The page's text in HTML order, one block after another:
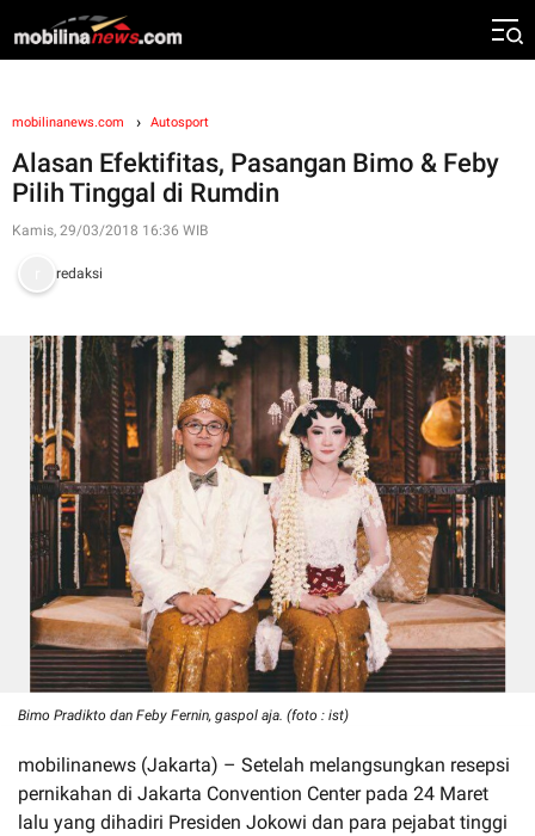
mobilinanews.com Autosport
Alasan Efektifitas, Pasangan Bimo & Feby
Pilih Tinggal di Rumdin
Kamis, 29/03/2018 16:36 WIB
redaksi
Bimo Pradikto dan Feby Fernin, gaspol aja. (foto : ist)
mobilinanews (Jakarta) – Setelah melangsungkan resepsi
pernikahan di Jakarta Convention Center pada 24 Maret
lalu yang dihadiri Presiden Jokowi dan para pejabat tinggi